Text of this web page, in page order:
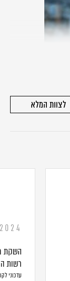
לצוות המלא
השקת
רשות
עדכוני